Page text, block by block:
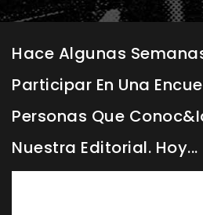
Hace Algunas
Participar En Una
Personas Que
Nuestra Editorial. Hoy...